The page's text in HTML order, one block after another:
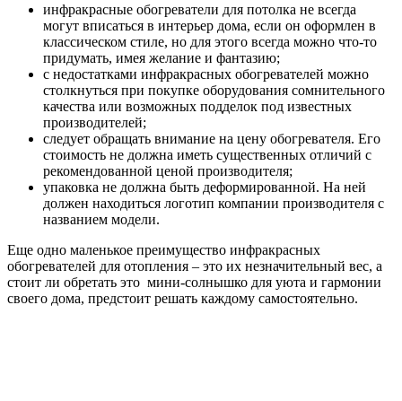
инфракрасные обогреватели для потолка не всегда
могут вписаться в интерьер дома, если он оформлен в
классическом стиле, но для этого всегда можно что-то
придумать, имея желание и фантазию;
с недостатками инфракрасных обогревателей можно
столкнуться при покупке оборудования сомнительного
качества или возможных подделок под известных
производителей;
следует обращать внимание на цену обогревателя. Его
стоимость не должна иметь существенных отличий с
рекомендованной ценой производителя;
упаковка не должна быть деформированной. На ней
должен находиться логотип компании производителя с
названием модели.
Еще одно маленькое преимущество инфракрасных
обогревателей для отопления – это их незначительный вес, а
стоит ли обретать это мини-солнышко для уюта и гармонии
своего дома, предстоит решать каждому самостоятельно.